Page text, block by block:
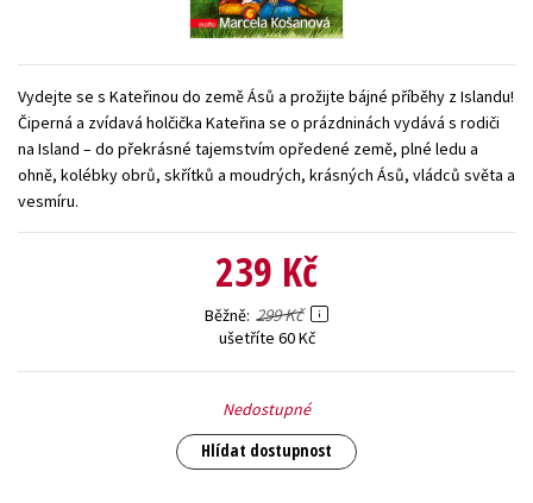
Zahraniční literatura
Všechny tituly
Vydejte se s Kateřinou do země Ásů a prožijte bájné příběhy z Islandu!
Čiperná a zvídavá holčička Kateřina se o prázdninách vydává s rodiči
na Island – do překrásné tajemstvím opředené země, plné ledu a
ohně, kolébky obrů, skřítků a moudrých, krásných Ásů, vládců světa a
vesmíru.
239 Kč
Běžně 299 Kč
ušetříte 60 Kč
Nedostupné
Hlídat dostupnost